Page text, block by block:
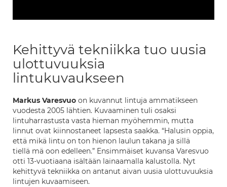
Kehittyvä tekniikka tuo uusia
ulottuvuuksia
lintukuvaukseen
Markus Varesvuo on kuvannut lintuja ammatikseen
vuodesta 2005 lähtien. Kuvaaminen tuli osaksi
lintuharrastusta vasta hieman myöhemmin, mutta
linnut ovat kiinnostaneet lapsesta saakka. “Halusin oppia,
että mikä lintu on ton hienon laulun takana ja sillä
tiellä mä oon edelleen.” Ensimmäiset kuvansa Varesvuo
otti 13-vuotiaana isältään lainaamalla kalustolla. Nyt
kehittyvä tekniikka on antanut aivan uusia ulottuvuuksia
lintujen kuvaamiseen.